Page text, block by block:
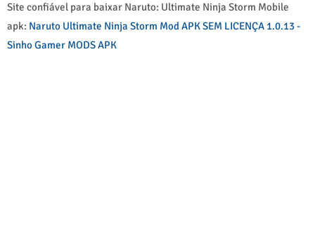
Site confiável para baixar Naruto: Ultimate Ninja Storm Mobile
apk: Naruto Ultimate Ninja Storm Mod APK SEM LICENÇA 1.0.13 -
Sinho Gamer MODS APK